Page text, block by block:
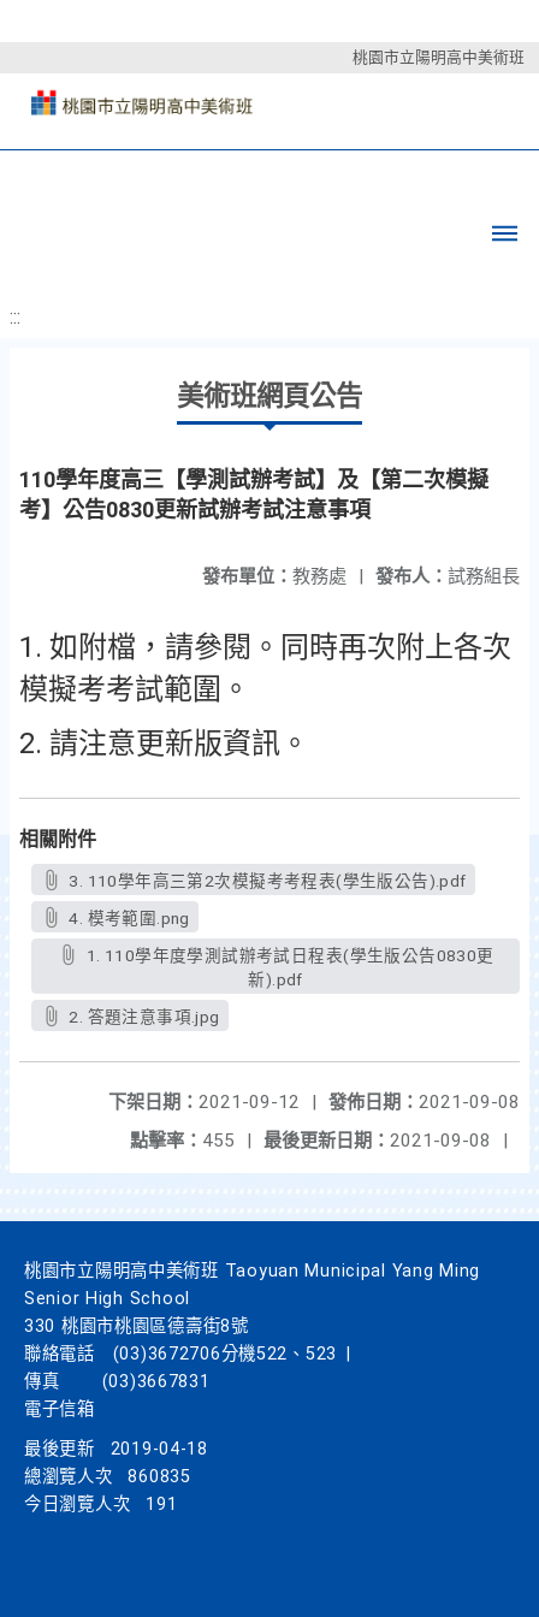
桃園市立陽明高中美術班
:::
美術班網頁公告
110學年度高三【學測試辦考試】及【第二次模擬
考】公告0830更新試辦考試注意事項
發布人： 試務組長
發布單位： 教務處 |
1. 如附檔，請參閱。同時再次附上各次
模擬考考試範圍。
2. 請注意更新版資訊。
相關附件
3. 110學年高三第2次模擬考考程表(學生版公告).pdf
4. 模考範圍.png
新).pdf
2. 答題注意事項.jpg
發佈日期： 2021-09-08
下架日期： 2021-09-12
|
最後更新日期： 2021-09-08 |
點擊率： 455 |
桃園市立陽明高中美術班 Taoyuan Municipal Yang Ming
Senior High School
330 桃園市桃園區德壽街8號
聯絡電話
(03)3672706分機522、523
傳真
(03)3667831
電子信箱
最後更新
2019-04-18
總瀏覽人次
860835
今日瀏覽人次
191